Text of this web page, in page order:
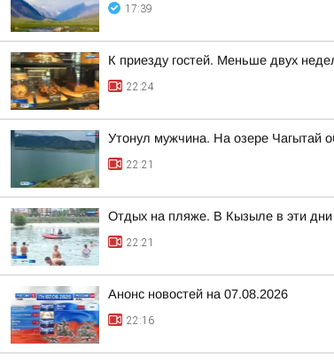
17:39
К приезду гостей. Меньше двух
22:24
Утонул мужчина. На озере Чагытай
22:21
Отдых на пляже. В Кызыле в эти дни
22:21
Анонс новостей на 07.08.2026
22:16